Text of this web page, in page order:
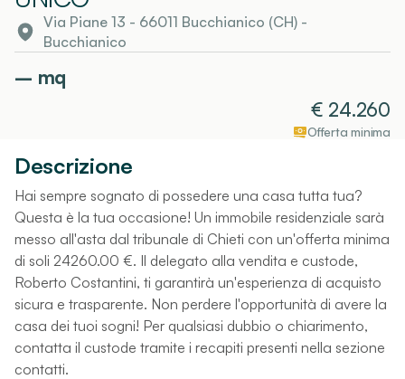
Via Piane 13 - 66011 Bucchianico (CH)-
Bucchianico
– mq
€ 24.260
Offerta minima
Descrizione
Hai sempre sognato di possedere una casa tutta tua?
Questa è la tua occasione! Un immobile residenziale sarà
messo all'asta dal tribunale di Chieti con un'offerta minima
di soli 24260.00 €. Il delegato alla vendita e custode,
Roberto Costantini, ti garantirà un'esperienza di acquisto
sicura e trasparente. Non perdere l'opportunità di avere la
casa dei tuoi sogni! Per qualsiasi dubbio o chiarimento,
contatta il custode tramite i recapiti presenti nella sezione
contatti.